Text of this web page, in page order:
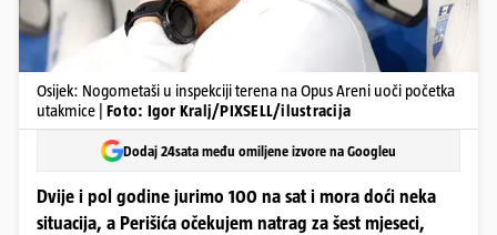
Osijek: Nogometaši u inspekciji terena na Opus Areni uoči početka
utakmice | Foto: Igor Kralj/PIXSELL/ilustracija
Dodaj 24sata među omiljene izvore na Googleu
Dvije i pol godine jurimo 100 na sat i mora doći neka
situacija, a Perišića očekujem natrag za šest mjeseci,